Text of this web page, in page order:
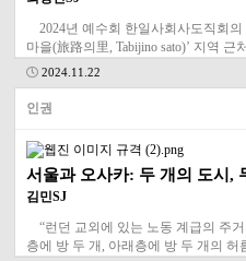
2024년 예수회 한일사회사도직회의
마을(旅路의里, Tabijino sato)’ 지역 근
2024.11.22
인권
서울과 오사카: 두 개의 도시,
김민SJ
“런던 교외에 있는 노동 계급의 주
층에 방 두 개, 아래층에 방 두 개의